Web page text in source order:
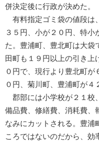
併決定後に行政が決めた。
有料指定ゴミ袋の値段は
３５円、小が２０円、特小
た。豊浦町、豊北町は大袋
田町も１９円以上の引き上
０円で、現行より豊北町が
０円、菊川町、豊浦町が４
郡部には小学校が２１校
備品費、修繕費、消耗費、
なみにカットされる。豊浦
ころではないのだから、効